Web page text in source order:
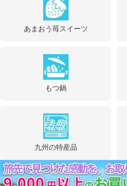
あまおう苺スイーツ
もつ鍋
九州の特産品